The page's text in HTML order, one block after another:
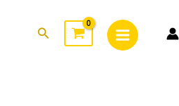
Search
Menu